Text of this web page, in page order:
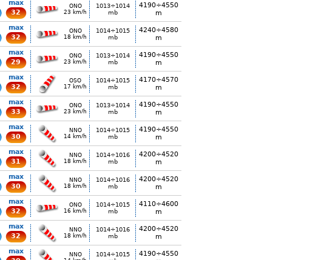
max
32
ONO
23 km/h
1013÷1014
mb
4190÷4550
m
max
32
ONO
18 km/h
1014÷1015
mb
4240÷4580
m
max
29
ONO
23 km/h
1013÷1014
mb
4190÷4550
m
max
32
OSO
17 km/h
1014÷1015
mb
4170÷4570
m
max
33
ONO
23 km/h
1013÷1014
mb
4190÷4550
m
max
30
NNO
14 km/h
1014÷1015
mb
4190÷4550
m
max
31
NNO
18 km/h
1014÷1016
mb
4200÷4520
m
max
30
NNO
18 km/h
1014÷1016
mb
4200÷4520
m
max
32
ONO
16 km/h
1014÷1015
mb
4110÷4600
m
max
32
NNO
18 km/h
1014÷1016
mb
4200÷4520
m
max
NNO
1014÷1015
4190÷4550